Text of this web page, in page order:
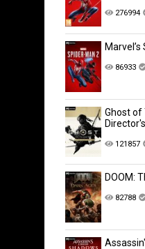
276994
86933
Ghost of
121857
DOOM:
82788